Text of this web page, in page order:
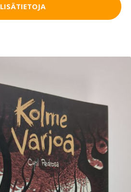
LISÄTIETOJA